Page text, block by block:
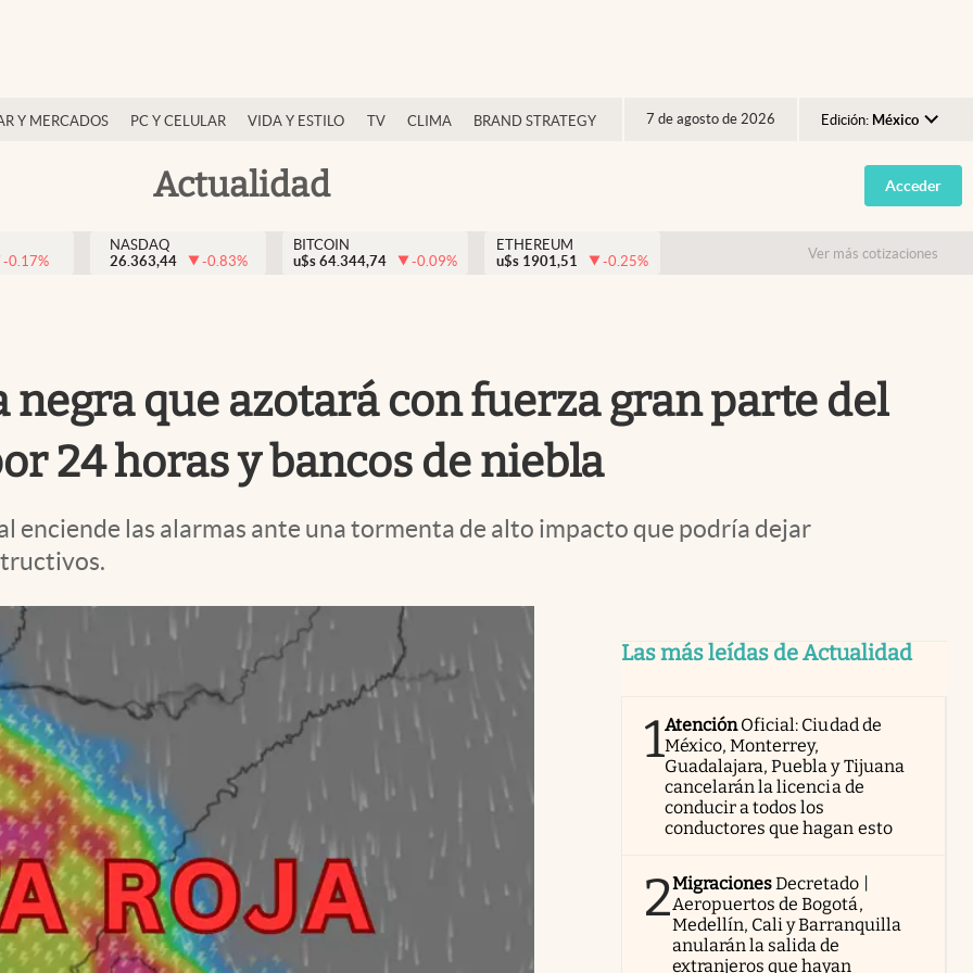
Y MERCADOS PC Y CELULAR VIDA Y ESTILO TV CLIMA BRAND STRATEGY 7 de agosto de 2026 Edición: México
Argentina
España
USA
Actualidad Acceder
-0.17%
NASDAQ
26.363,44
-0.83%
BITCOIN
u$s 64.344,74 -0.09%
ETHEREUM
u$s 1901,51 -0.25% Ver más cotizaciones
que azotará con fuerza gran parte del
24 horas y bancos de niebla
enciende las alarmas ante una tormenta de alto impacto que podría dejar
Las más leídas de Actualidad
1AtenciónOficial: Ciudad de
México, Monterrey,
Guadalajara, Puebla y Tijuana
cancelarán la licencia de
conducir a todos los
conductores que hagan esto
2MigracionesDecretado |
Aeropuertos de Bogotá,
Medellín, Cali y Barranquilla
anularán la salida de
extranjeros que hayan